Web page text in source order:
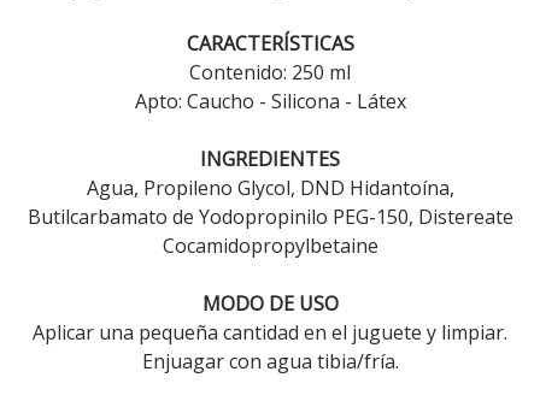
CARACTERÍSTICAS
Contenido: 250 ml
Apto: Caucho - Silicona - Látex
INGREDIENTES
Agua, Propileno Glycol, DND Hidantoína,
Butilcarbamato de Yodopropinilo PEG-150, Distereate
Cocamidopropylbetaine
MODO DE USO
Aplicar una pequeña cantidad en el juguete y limpiar.
Enjuagar con agua tibia/fría.